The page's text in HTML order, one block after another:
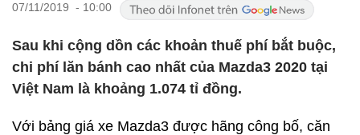
07/11/2019 - 10:00
Sau khi cộng dồn các khoản thuế phí bắt buộc,
chi phí lăn bánh cao nhất của Mazda3 2020 tại
Việt Nam là khoảng 1.074 tỉ đồng.
Với bảng giá xe Mazda3 được hãng công bố, căn